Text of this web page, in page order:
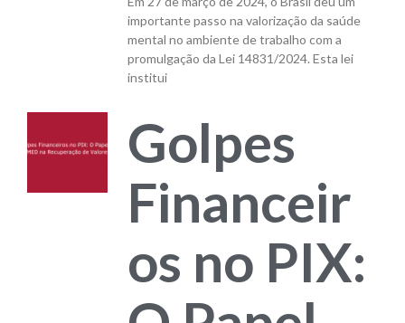
importante passo na valorização da saúde
mental no ambiente de trabalho com a
promulgação da Lei 14831/2024. Esta lei
institui
Golpes
Financeir
os no PIX: